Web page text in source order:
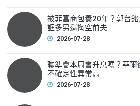
被菲富商包養20年？郭台
誆多男還掏空前夫
2026-07-28
聯準會本周會升息嗎？華爾
不確定性異常高
2026-07-28